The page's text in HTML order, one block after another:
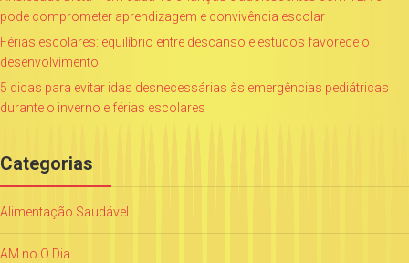
pode comprometer aprendizagem e convivência escolar
Férias escolares: equilíbrio entre descanso e estudos favorece o
desenvolvimento
5 dicas para evitar idas desnecessárias às emergências pediátricas
durante o inverno e férias escolares
Categorias
Alimentação Saudável
AM no O Dia